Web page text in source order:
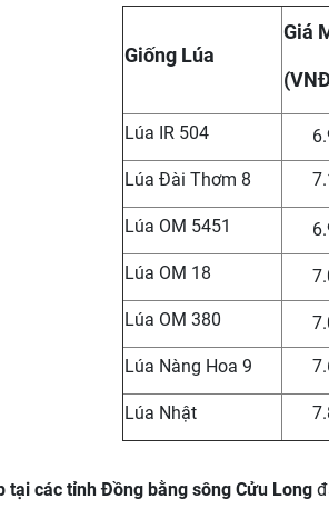
Giống Lúa
Giá
Lúa IR 504
Lúa Đài Thơm 8
Lúa OM 5451
Lúa OM 18
Lúa OM 380
Lúa Nàng Hoa 9
Lúa Nhật
tại các tỉnh Đồng bằng sông Cửu Long